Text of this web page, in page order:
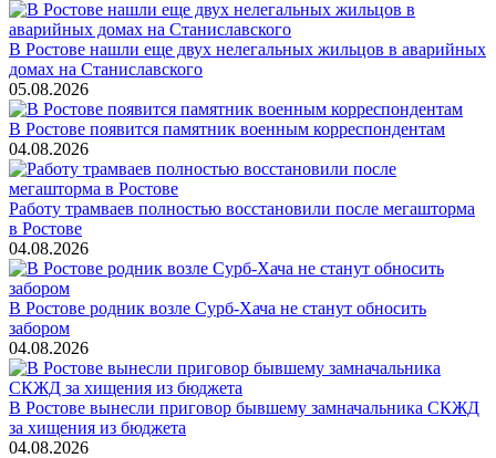
В Ростове нашли еще двух нелегальных жильцов в аварийных
домах на Станиславского
05.08.2026
В Ростове появится памятник военным корреспондентам
04.08.2026
Работу трамваев полностью восстановили после мегашторма
в Ростове
04.08.2026
В Ростове родник возле Сурб-Хача не станут обносить
забором
04.08.2026
В Ростове вынесли приговор бывшему замначальника СКЖД
за хищения из бюджета
04.08.2026